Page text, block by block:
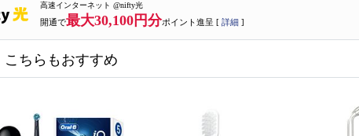
高速インターネット @nifty光
開通で最大30,100円分ポイント進呈 [ 詳細 ]
こちらもおすすめ